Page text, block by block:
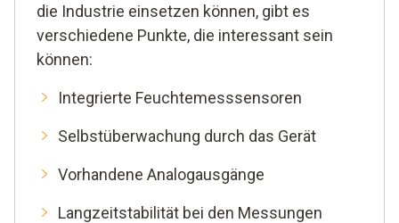
die Industrie einsetzen können, gibt es
verschiedene Punkte, die interessant sein
können:
Integrierte Feuchtemesssensoren
Selbstüberwachung durch das Gerät
Vorhandene Analogausgänge
Langzeitstabilität bei den Messungen